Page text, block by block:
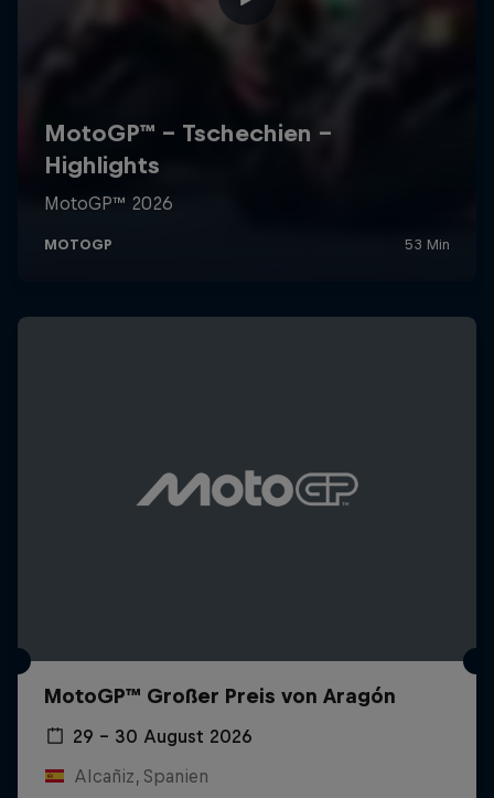
MotoGP™ Großer Preis von Aragón
29 – 30 August 2026
Alcañiz, Spanien